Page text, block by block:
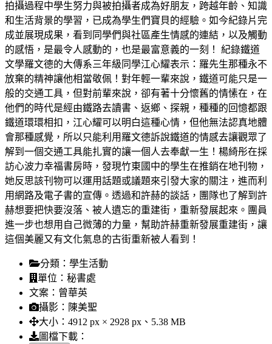
拍攝過程中學生努力與被拍攝者成為好朋友，跨越年齡、知識
和生活背景的學習，已成為學生們寶貝的經驗。如今紀錄片完
成並展現成果，看到同學們與社區產生情感的連結，以及觸動
的感悟，是最令人感動的，也是最富意義的一刻！ 紀錄鐵道
文學羅文德的大傳系三年級同學江心耀表示：羅先生那種永不
放棄的精神讓他相當敬佩！對年輕一輩來說，鐵道可能只是一
般的交通工具，但對前輩來說，卻有著十分懷舊的情愫在，在
他們的時代是經由鐵路去讀書、返鄉、探親，種種的回憶都跟
鐵道環環相扣，江心耀可以明白這種心情，但他無法認真地體
會那種感覺，所以只能利用羅文德訴說鐵道的情感去讓觀眾了
解到一個交通工具能扎實的讓一個人去奉獻一生！楊綺彤在採
訪心波力幸福書房時，發現竹東國中的學生在推銷在地刊物，
她反思該刊物可以運用話題或議題來引發大家的關注，進而利
用網路及電子書的宣傳。透過和許赫的談話，團隊也了解到許
赫想要把快要沒落、被人遺忘的重建街，重新發展起來。團員
進一步也想用自己微薄的力量，幫助許赫重新發展重建街，讓
這個美麗又有文化氣息的古街重新被人看到！
分類： 學生活動
單位： 秘書處
文案： 曾華英
攝影： 陳美聖
大小： 4912 px × 2928 px、5.38 MB
圖檔下載：